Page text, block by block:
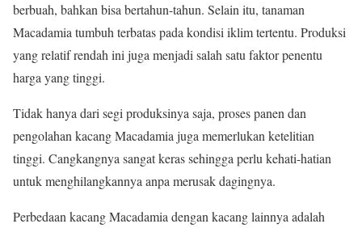
berbuah, bahkan bisa bertahun-tahun. Selain itu, tanaman
Macadamia tumbuh terbatas pada kondisi iklim tertentu. Produksi
yang relatif rendah ini juga menjadi salah satu faktor penentu
harga yang tinggi.
Tidak hanya dari segi produksinya saja, proses panen dan
pengolahan kacang Macadamia juga memerlukan ketelitian
tinggi. Cangkangnya sangat keras sehingga perlu kehati-hatian
untuk menghilangkannya anpa merusak dagingnya.
Perbedaan kacang Macadamia dengan kacang lainnya adalah